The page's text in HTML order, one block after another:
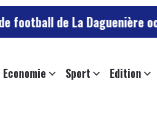
La Daguenière occupé
Economie Sport Edition